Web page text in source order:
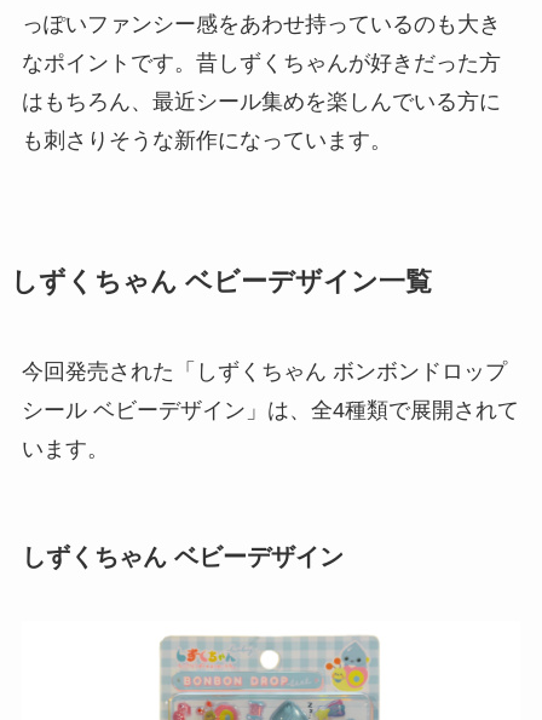
っぽいファンシー感をあわせ持っているのも大き
なポイントです。昔しずくちゃんが好きだった方
はもちろん、最近シール集めを楽しんでいる方に
も刺さりそうな新作になっています。
しずくちゃん ベビーデザイン一覧
今回発売された「しずくちゃん ボンボンドロップ
シール ベビーデザイン」は、全4種類で展開されて
います。
しずくちゃん ベビーデザイン